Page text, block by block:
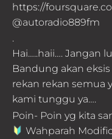
https://
@autoradio889fm
.
Hai…..haii…. Jangan
Bandung akan
rekan rekan semua
kami tunggu ya….
Poin- Poin yg kita
Wahparah